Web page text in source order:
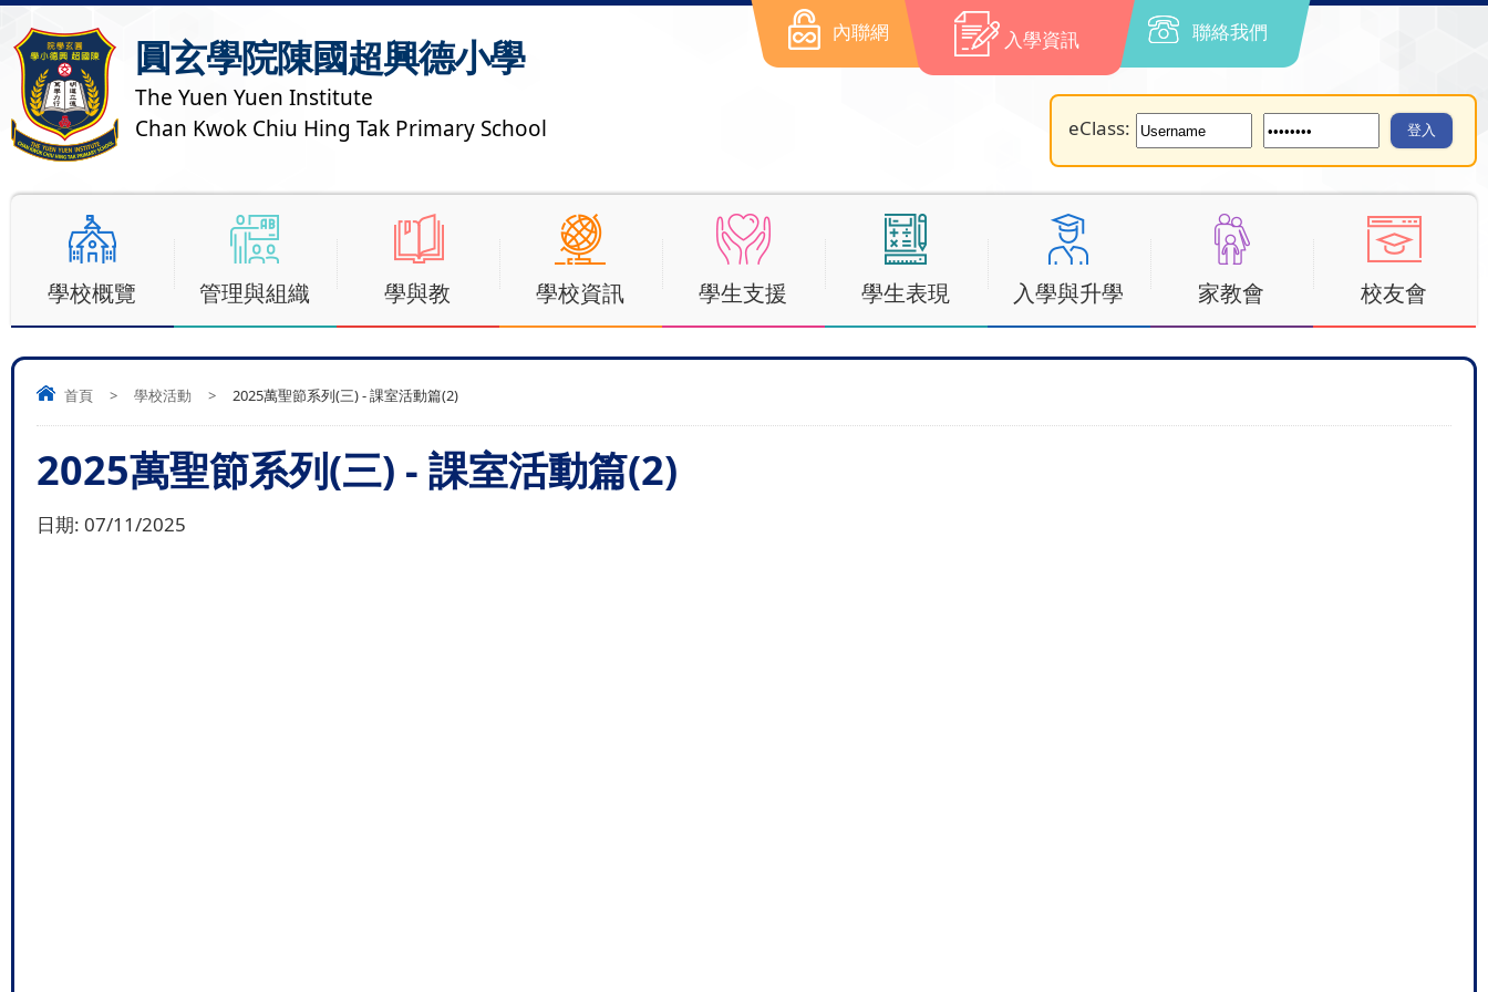
圓玄學院陳國超興德小學
The Yuen Yuen Institute
Chan Kwok Chiu Hing Tak Primary School
內聯網 入學資訊 聯絡我們
eClass:
學校概覽 管理與組織 學與教 學校資訊 學生支援 學生表現 入學與升學 家教會 校友會
首頁 > 學校活動 > 2025萬聖節系列(三) - 課室活動篇(2)
2025萬聖節系列(三) - 課室活動篇(2)
日期: 07/11/2025